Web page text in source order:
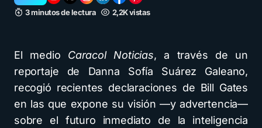
3 minutos de lectura 2,2K vistas
El medio Caracol Noticias, a través de un
reportaje de Danna Sofía Suárez Galeano,
recogió recientes declaraciones de Bill Gates
en las que expone su visión —y advertencia—
sobre el futuro inmediato de la inteligencia